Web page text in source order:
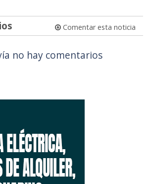
Comentar esta noticia
no hay comentarios